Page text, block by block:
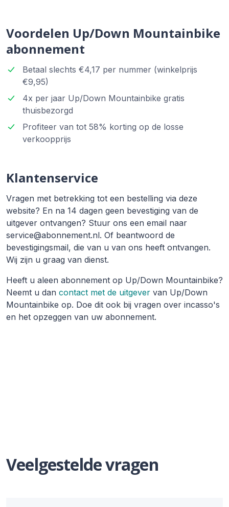
Voordelen Up/Down Mountainbike
abonnement
Betaal slechts €4,17 per nummer (winkelprijs
€9,95)
4x per jaar Up/Down Mountainbike gratis
thuisbezorgd
Profiteer van tot 58% korting op de losse
verkoopprijs
Klantenservice
Vragen met betrekking tot een bestelling via deze
website? En na 14 dagen geen bevestiging van de
uitgever ontvangen? Stuur ons een email naar
service@abonnement.nl. Of beantwoord de
bevestigingsmail, die van u van ons heeft ontvangen.
Wij zijn u graag van dienst.
Heeft u aleen abonnement op Up/Down Mountainbike?
Neemt u dan contact met de uitgever van Up/Down
Mountainbike op. Doe dit ook bij vragen over incasso's
en het opzeggen van uw abonnement.
Veelgestelde vragen